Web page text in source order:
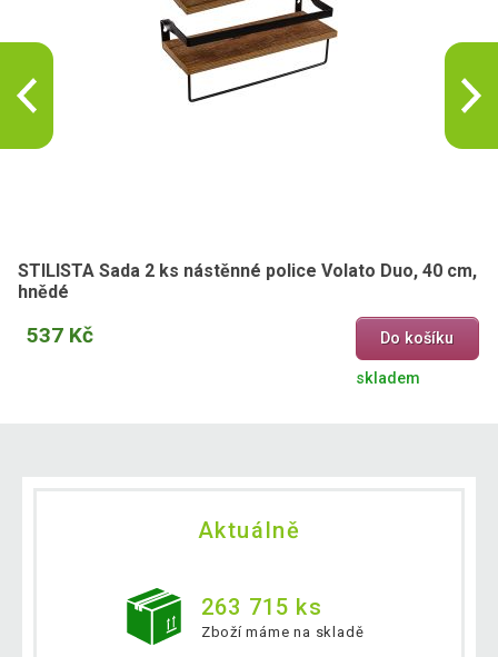
STILISTA Sada 2 ks nástěnné police Volato Duo, 40 cm,
hnědé
537 Kč Do košíku
skladem
Aktuálně
263 715 ks
Zboží máme na skladě